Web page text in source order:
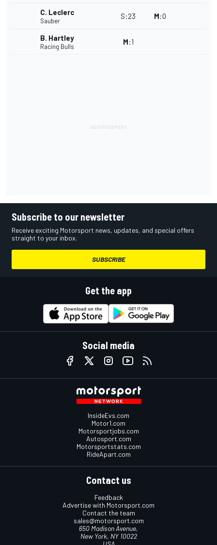
C. Leclerc
Sauber
S:23 M:0
B. Hartley
Racing Bulls
M:1
Subscribe to our newsletter
Receive exciting Motorsport news, updates, and special offers
straight to your inbox.
SUBSCRIBE
Get the app
Social media
InsideEvs.com
Motor1.com
Motorsportjobs.com
Autosport.com
Motorsportstats.com
RideApart.com
Contact us
Feedback
Advertise with Motorsport.com
Contact the team
sales@motorsport.com
650 Madison Avenue,
New York, NY 10022